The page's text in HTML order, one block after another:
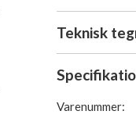
Teknisk
Varenummer: